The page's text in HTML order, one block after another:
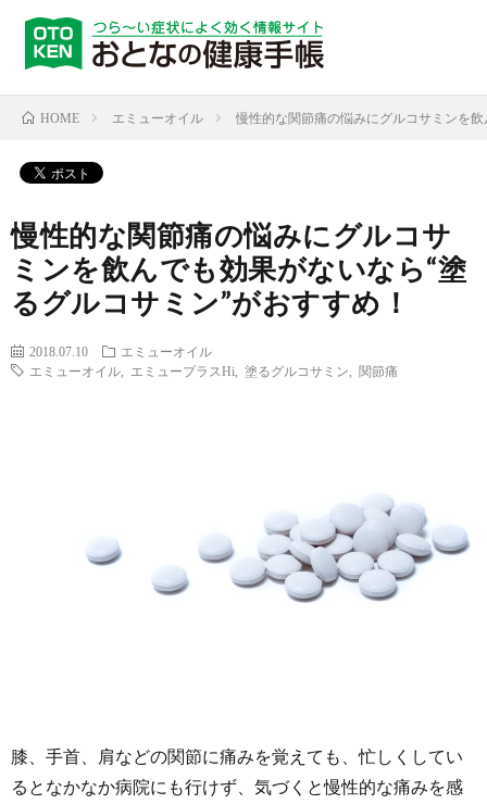
HOME エミューオイル 慢性的な関節痛の悩みにグルコサミンを
慢性的な関節痛の悩みにグルコサ
ミンを飲んでも効果がないなら“塗
るグルコサミン”がおすすめ！
2018.07.10
エミューオイル
エミューオイル
エミュープラスHi 塗るグルコサミン 関節痛
膝、手首、肩などの関節に痛みを覚えても、忙しくしてい
るとなかなか病院にも行けず、気づくと慢性的な痛みを感